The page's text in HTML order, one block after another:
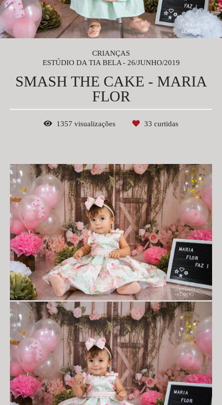
CRIANÇAS
ESTÚDIO DA TIA BELA
26/JUNHO/2019
SMASH THE CAKE - MARIA
FLOR
1357 visualizações 33 curtidas